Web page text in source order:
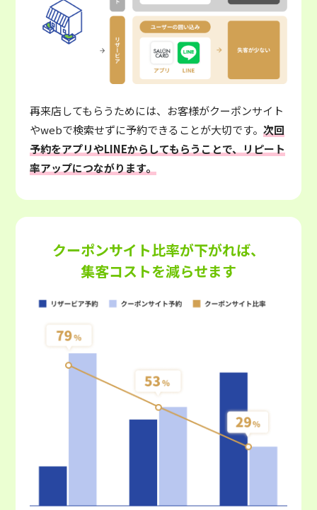
再来店してもらうためには、お客様がクーポンサイト
やwebで検索せずに予約できることが大切です。次回
予約をアプリやLINEからしてもらうことで、リピート
率アップにつながります。
クーポンサイト比率が下がれば、
集客コストを減らせます